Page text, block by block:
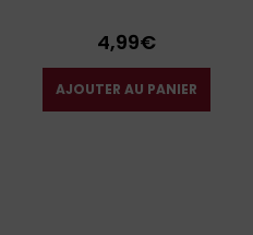
4,99€
AJOUTER AU PANIER